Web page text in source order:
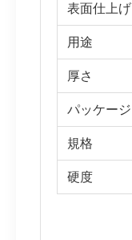
表面仕上げ
用途
厚さ
パッケージ
規格
硬度